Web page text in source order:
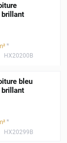
brillant
*
HX20200B
bleu
brillant
*
HX20299B